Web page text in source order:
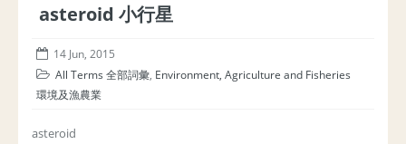
asteroid 小行星
14 Jun, 2015
All Terms 全部詞彙, Environment, Agriculture and Fisheries
環境及漁農業
asteroid